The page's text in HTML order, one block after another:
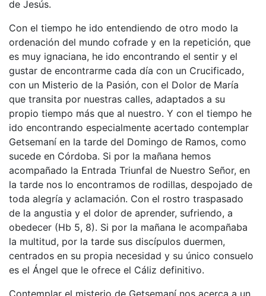
de Jesús.
Con el tiempo he ido entendiendo de otro modo la
ordenación del mundo cofrade y en la repetición, que
es muy ignaciana, he ido encontrando el sentir y el
gustar de encontrarme cada día con un Crucificado,
con un Misterio de la Pasión, con el Dolor de María
que transita por nuestras calles, adaptados a su
propio tiempo más que al nuestro. Y con el tiempo he
ido encontrando especialmente acertado contemplar
Getsemaní en la tarde del Domingo de Ramos, como
sucede en Córdoba. Si por la mañana hemos
acompañado la Entrada Triunfal de Nuestro Señor, en
la tarde nos lo encontramos de rodillas, despojado de
toda alegría y aclamación. Con el rostro traspasado
de la angustia y el dolor de aprender, sufriendo, a
obedecer (Hb 5, 8). Si por la mañana le acompañaba
la multitud, por la tarde sus discípulos duermen,
centrados en su propia necesidad y su único consuelo
es el Ángel que le ofrece el Cáliz definitivo.
Contemplar el misterio de Getsemaní nos acerca a un